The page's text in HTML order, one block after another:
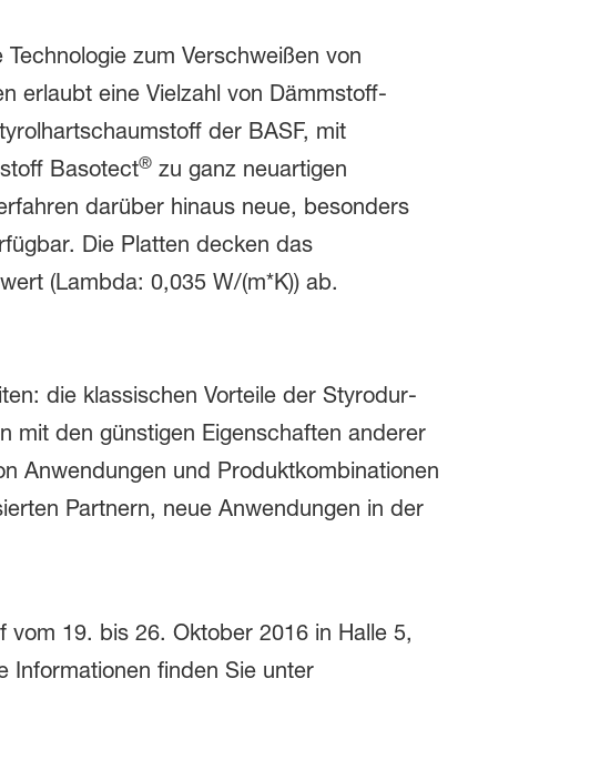
zum Verschweißen von
erlaubt eine Vielzahl von Dämmstoff-
der BASF, mit
Basotect®zu ganz neuartigen
darüber hinaus neue, besonders
Die Platten decken das
(Lambda: 0,035 W/(m*K)) ab.
die klassischen Vorteile der Styrodur-
mit den günstigen Eigenschaften anderer
Anwendungen und Produktkombinationen
Partnern, neue Anwendungen in der
19. bis 26. Oktober 2016 in Halle 5,
Informationen finden Sie unter